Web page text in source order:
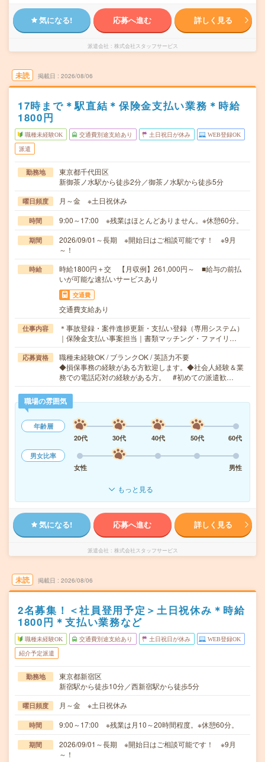
気になる! 応募へ進む 詳しく見る
派遣会社 株式会社スタッフサービス
未読 掲載日 2026/08/06
17時まで＊駅直結＊保険金支払い業務＊時給
1800円
職種未経験OK 交通費別途支給あり 土日祝日が休み WEB登録OK
派遣
勤務地
東京都千代田区
新御茶ノ水駅から徒歩2分／御茶ノ水駅から徒歩5分
曜日頻度 月～金 ※土日祝休み
時間 9:00～17:00 ※残業はほとんどありません。※休憩60分。
期間
2026/09/01～長期 ※開始日はご相談可能です！ ※9月
～！
時給
時給1800円＋交 【月収例】261,000円～ ■給与の前払
いが可能な速払いサービスあり
交通費
交通費支給あり
仕事内容
＊事故登録・案件進捗更新・支払い登録（専用システム）
｜保険金支払い事案担当｜書類マッチング・ファイリ…
応募資格
職種未経験OK / ブランクOK / 英語力不要
◆損保事務の経験がある方歓迎します。◆社会人経験＆業
務での電話応対の経験がある方。 #初めての派遣歓…
職場の雰囲気
年齢層
20代
30代 40代 50代
60代
男女比率
女性
男性
もっと見る
気になる! 応募へ進む 詳しく見る
派遣会社 株式会社スタッフサービス
未読 掲載日 2026/08/06
2名募集！＜社員登用予定＞土日祝休み＊時給
1800円＊支払い業務など
職種未経験OK 交通費別途支給あり 土日祝日が休み WEB登録OK
紹介予定派遣
勤務地
東京都新宿区
新宿駅から徒歩10分／西新宿駅から徒歩5分
曜日頻度 月～金 ※土日祝休み
時間 9:00～17:00 ※残業は月10～20時間程度。※休憩60分。
期間
2026/09/01～長期 ※開始日はご相談可能です！ ※9月
～！